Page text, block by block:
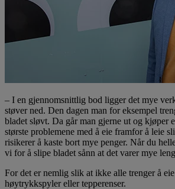
– I en gjennomsnittlig bod ligger det mye
støver ned. Den dagen man for eksempel
bladet sløvt. Da går man gjerne ut og kjøper
største problemene med å eie framfor å leie
risikerer å kaste bort mye penger. Når du
vi for å slipe bladet sånn at det varer mye
For det er nemlig slik at ikke alle trenger å
høytrykkspyler eller tepperenser.